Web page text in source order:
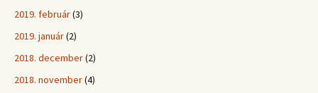
2019. február(3)
2019. január(2)
2018. december(2)
2018. november(4)